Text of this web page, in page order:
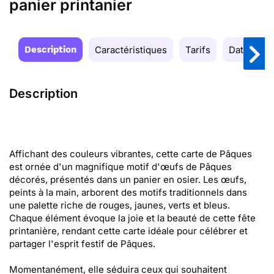
panier printanier
Description Caractéristiques Tarifs Date de
Description
Affichant des couleurs vibrantes, cette carte de Pâques
est ornée d'un magnifique motif d'œufs de Pâques
décorés, présentés dans un panier en osier. Les œufs,
peints à la main, arborent des motifs traditionnels dans
une palette riche de rouges, jaunes, verts et bleus.
Chaque élément évoque la joie et la beauté de cette fête
printanière, rendant cette carte idéale pour célébrer et
partager l'esprit festif de Pâques.
Momentanément, elle séduira ceux qui souhaitent